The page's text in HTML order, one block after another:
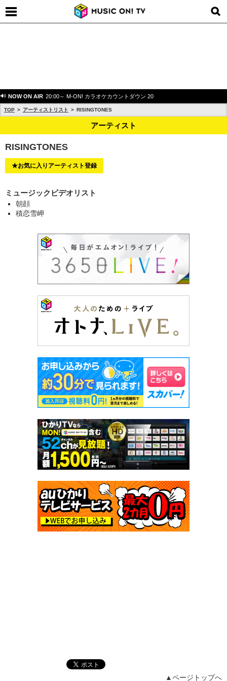
NOW ON AIR 20:00～ M-ON! カラオケカウントダウン 20
TOP アーティストリスト RISINGTONES
アーティスト
RISINGTONES
★お気に入りアーティスト登録
ミュージックビデオリスト
朝顔
積恋雪岬
▲ページトップへ